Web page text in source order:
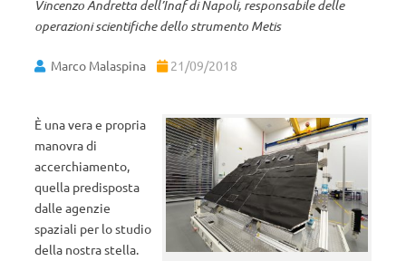
Vincenzo Andretta dell’Inaf di Napoli, responsabile delle
operazioni scientifiche dello strumento Metis
Marco Malaspina 21/09/2018
È una vera e propria
manovra di
accerchiamento,
quella predisposta
dalle agenzie
spaziali per lo studio
della nostra stella.